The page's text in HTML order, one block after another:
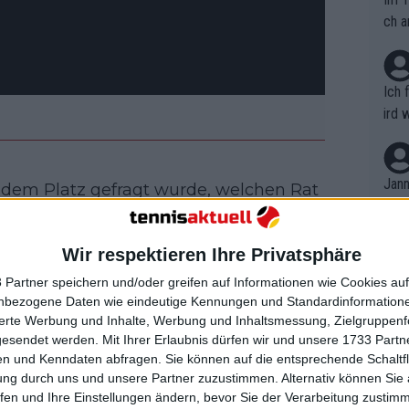
Wir respektieren Ihre Privatsphäre
Partner speichern und/oder greifen auf Informationen wie Cookies
Daten wie eindeutige Kennungen und
Werbung und Inhalte, Werbung und Inhaltsmessung,
werden. Mit Ihrer Erlaubnis dürfen wir und unsere 1733
und Kenndaten abfragen. Sie können auf die entsprechende
durch uns und unsere Partner zuzustimmen. Alternativ können Sie
und Ihre Einstellungen ändern, bevor Sie der Verarbeitung
Platz gefragt wurde, welchen Rat
neunmal gewinnen könne. Sie
netter zu ihm, um sicherzustellen,
wie man die Australian Open
ob er mir einen Rat geben wird."
möchte sie nicht vier Stunden lang
Möglichkeit. "Nein, nein, nein
ch
Ich
ird
r in
em
t,
B.
on
n
nt.